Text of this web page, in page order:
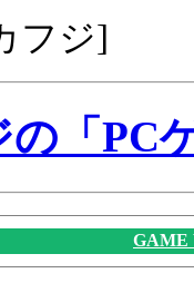
フジ]
「PC
GAME